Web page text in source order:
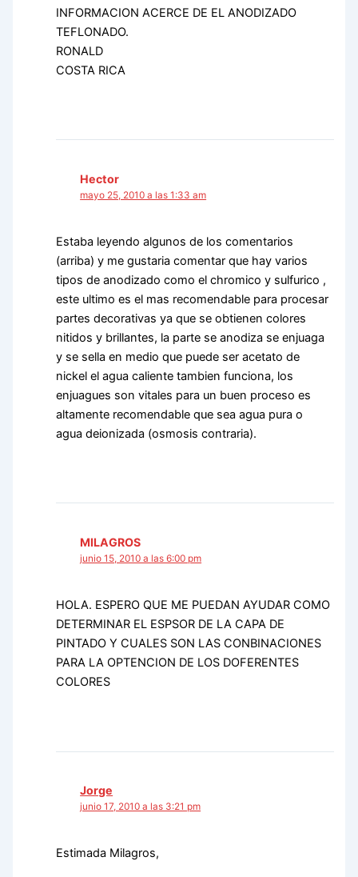
INFORMACION ACERCE DE EL ANODIZADO
TEFLONADO.
RONALD
COSTA RICA
Hector
mayo 25, 2010 a las 1:33 am
Estaba leyendo algunos de los comentarios
(arriba) y me gustaria comentar que hay varios
tipos de anodizado como el chromico y sulfurico ,
este ultimo es el mas recomendable para procesar
partes decorativas ya que se obtienen colores
nitidos y brillantes, la parte se anodiza se enjuaga
y se sella en medio que puede ser acetato de
nickel el agua caliente tambien funciona, los
enjuagues son vitales para un buen proceso es
altamente recomendable que sea agua pura o
agua deionizada (osmosis contraria).
MILAGROS
junio 15, 2010 a las 6:00 pm
HOLA. ESPERO QUE ME PUEDAN AYUDAR COMO
DETERMINAR EL ESPSOR DE LA CAPA DE
PINTADO Y CUALES SON LAS CONBINACIONES
PARA LA OPTENCION DE LOS DOFERENTES
COLORES
Jorge
junio 17, 2010 a las 3:21 pm
Estimada Milagros,